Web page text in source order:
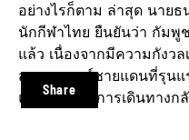
Share
อย่างไรก็ตาม ล่าสุด นาย
นักกีฬาไทย ยืนยันว่า กัมพู
แล้ว เนื่องจากมีความกังว
สถานการณ์ชายแดนที่รุนแ
และส่งผลต่อการเดินทางก